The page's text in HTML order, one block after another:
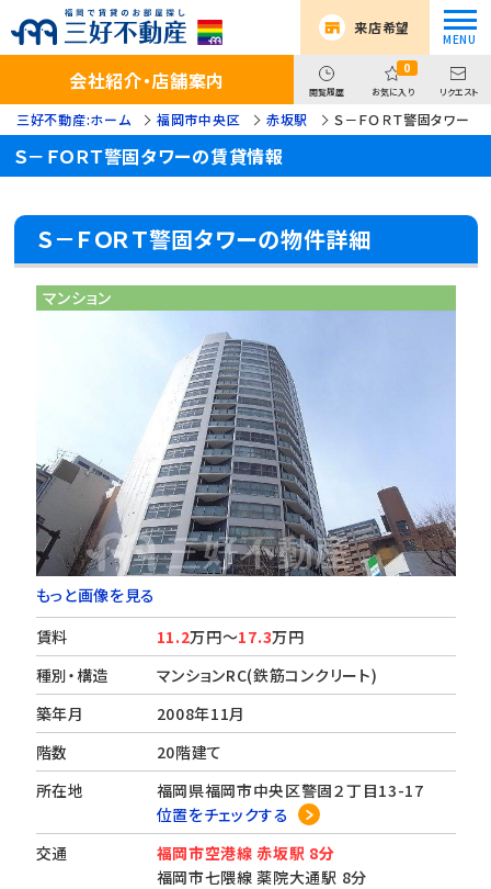
来店希望
会社紹介・店舗案内 閲覧履歴
0
お気に入り リクエスト
三好不動産:ホーム 福岡市中央区 赤坂駅 Ｓ－ＦＯＲＴ警固タワー
Ｓ－ＦＯＲＴ警固タワーの賃貸情報
Ｓ－ＦＯＲＴ警固タワーの物件詳細
マンション
もっと画像を見る
賃料
11.2万円～17.3万円
種別・構造
マンションRC(鉄筋コンクリート)
築年月
2008年11月
階数
20階建て
所在地
福岡県福岡市中央区警固２丁目13-17
位置をチェックする
交通
福岡市空港線 赤坂駅 8分
福岡市七隈線 薬院大通駅 8分